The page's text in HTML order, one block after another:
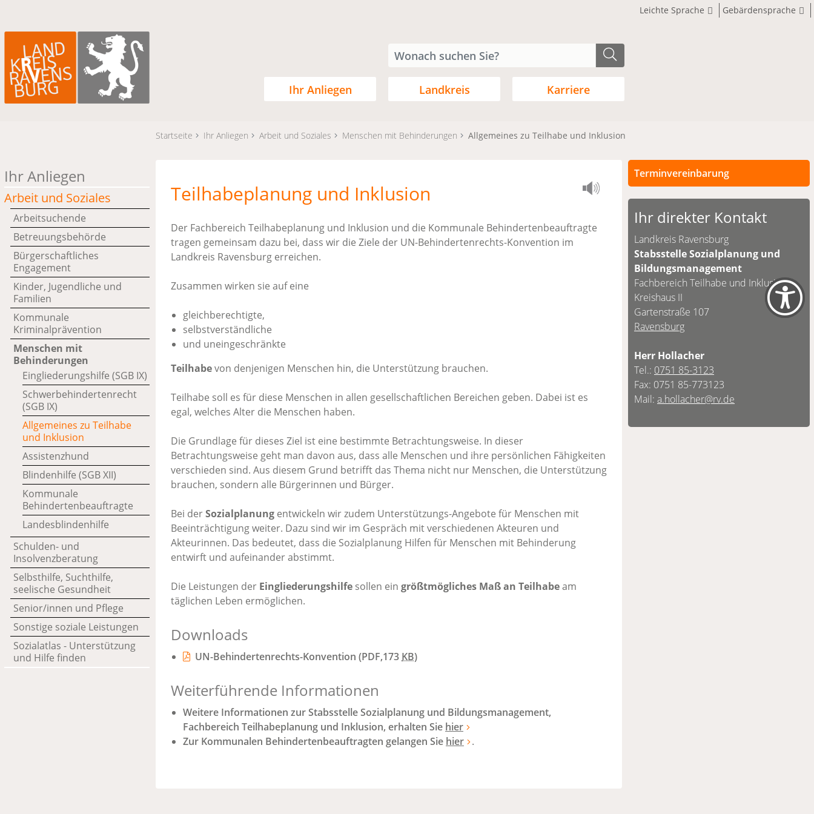
Leichte Sprache Gebärdensprache
Ihr Anliegen Landkreis Karriere
Startseite Ihr Anliegen Arbeit und Soziales Menschen mit Behinderungen Allgemeines zu Teilhabe und Inklusion
Ihr Anliegen
Arbeit und Soziales
Arbeitsuchende
Betreuungsbehörde
Bürgerschaftliches
Engagement
Kinder, Jugendliche und
Familien
Kommunale
Kriminalprävention
Menschen mit
Behinderungen
Eingliederungshilfe (SGB IX)
Schwerbehindertenrecht
(SGB IX)
Allgemeines zu Teilhabe
und Inklusion
Assistenzhund
Blindenhilfe (SGB XII)
Kommunale
Behindertenbeauftragte
Landesblindenhilfe
Schulden- und
Insolvenzberatung
Selbsthilfe, Suchthilfe,
seelische Gesundheit
Senior/innen und Pflege
Sonstige soziale Leistungen
Sozialatlas - Unterstützung
und Hilfe finden
Teilhabeplanung und Inklusion
Der Fachbereich Teilhabeplanung und Inklusion und die Kommunale Behindertenbeauftragte
tragen gemeinsam dazu bei, dass wir die Ziele der UN-Behindertenrechts-Konvention im
Landkreis Ravensburg erreichen.
Zusammen wirken sie auf eine
gleichberechtigte,
selbstverständliche
und uneingeschränkte
Teilhabevon denjenigen Menschen hin, die Unterstützung brauchen.
Teilhabe soll es für diese Menschen in allen gesellschaftlichen Bereichen geben. Dabei ist es
egal, welches Alter die Menschen haben.
Die Grundlage für dieses Ziel ist eine bestimmte Betrachtungsweise. In dieser
Betrachtungsweise geht man davon aus, dass alle Menschen und ihre persönlichen Fähigkeiten
verschieden sind. Aus diesem Grund betrifft das Thema nicht nur Menschen, die Unterstützung
brauchen, sondern alle Bürgerinnen und Bürger.
Bei derSozialplanung entwickeln wir zudem Unterstützungs-Angebote für Menschen mit
Beeinträchtigung weiter. Dazu sind wir im Gespräch mit verschiedenen Akteuren und
Akteurinnen. Das bedeutet, dass die Sozialplanung Hilfen für Menschen mit Behinderung
entwirft und aufeinander abstimmt.
Die Leistungen der Eingliederungshilfe sollen ein größtmögliches Maß an Teilhabeam
täglichen Leben ermöglichen.
Downloads
UN-Behindertenrechts-Konvention (PDF,173 KB)
Weiterführende Informationen
Weitere Informationen zur Stabsstelle Sozialplanung und Bildungsmanagement,
Fachbereich Teilhabeplanung und Inklusion, erhalten Sie hier
Zur Kommunalen Behindertenbeauftragten gelangen Sie hier .
Terminvereinbarung
Persönliche Termine sind nach
vorheriger Vereinbarung möglich.
unten.
Ihr direkter Kontakt
Landkreis Ravensburg
Stabsstelle Sozialplanung und
Bildungsmanagement
Fachbereich Teilhabe und Inklusion
Kreishaus II
Gartenstraße 107
Ravensburg
Herr Hollacher
Tel.: 0751 85-3123
Fax: 0751 85-773123
Mail: a.hollacher@rv.de